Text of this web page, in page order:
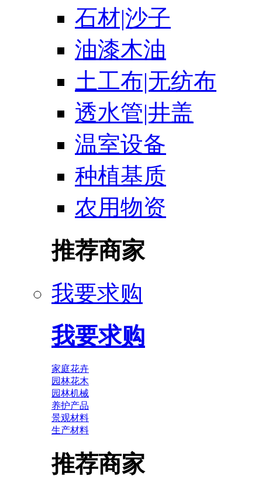
石材|沙子
油漆木油
土工布|无纺布
透水管|井盖
温室设备
种植基质
农用物资
推荐商家
我要求购
我要求购
家庭花卉
园林花木
园林机械
养护产品
景观材料
生产材料
推荐商家